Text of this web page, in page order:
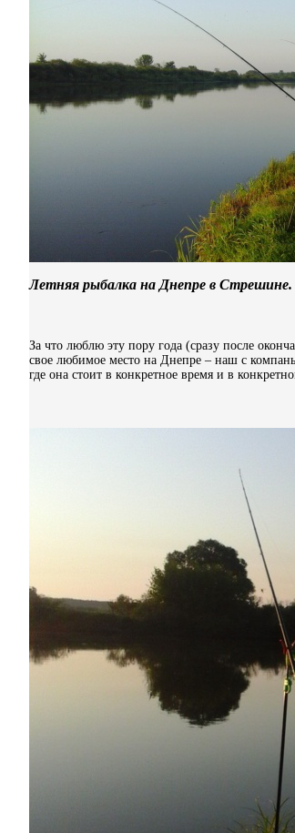
Летняя рыбалка на Днепре в Стрешине.
За что люблю эту пору года (сразу после
свое любимое место на Днепре – наш с
где она стоит в конкретное время и в